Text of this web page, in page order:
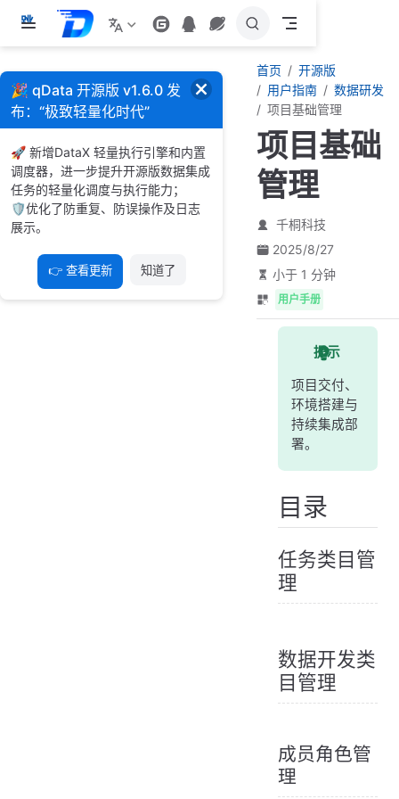
跳
內
容
首页
开源版
用户指南
数据研发
项目基础管理
项目基础
管理
千桐科技
2025/8/27
小于 1 分钟
用户手册
提示
项目交付、
环境搭建与
持续集成部
署。
目录
任务类目管
理
数据开发类
目管理
成员角色管
理
🎉 qData 开源版 v1.6.0 发
布：“极致轻量化时代”
🚀 新增DataX 轻量执行引擎和内置
调度器，进一步提升开源版数据集成
任务的轻量化调度与执行能力；
🛡️优化了防重复、防误操作及日志
展示。
👉 查看更新 知道了